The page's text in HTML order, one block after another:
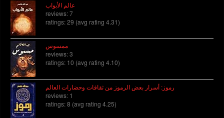
عالم الأبواب
reviews: 7
ratings: 29 (avg rating 4.31)
ممسوس
reviews: 3
ratings: 10 (avg rating 4.10)
رموز: أسرار بعض الرموز من ثقافات وحضارات العالم
reviews: 1
ratings: 8 (avg rating 4.25)